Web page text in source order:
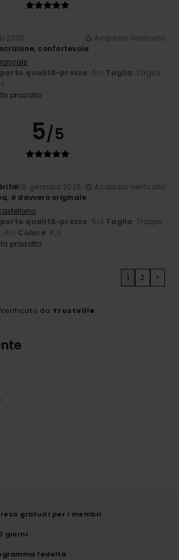
2026
Acquisto verificato
confortevole
qualità-prezzo: 5/5 Taglia: Taglia
prodotto
5/5
19. gennaio 2026
Acquisto verificato
è davvero originale
qualità-prezzo: 5/5 Taglia: Troppo
: 4 /5 Colore: 4 /5
prodotto
1 2 >
Verificato da TrustVille
reso gratuiti per i membri
giorni
fedeltà